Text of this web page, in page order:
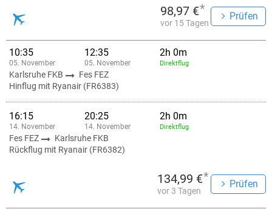
98,97 €*
vor 15 Tagen
Prüfen
10:35
05. November
12:35
05. November
2h 0m
Direktflug
Karlsruhe FKB
Fes FEZ
Hinflug mit Ryanair (FR6383)
16:15
14. November
20:25
14. November
2h 0m
Direktflug
Fes FEZ
Karlsruhe FKB
Rückflug mit Ryanair (FR6382)
134,99 €*
vor 3 Tagen
Prüfen